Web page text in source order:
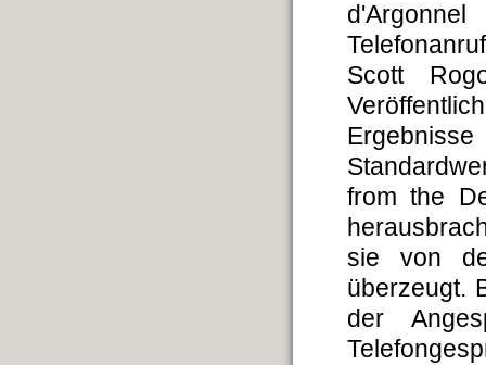
Scott
from the
sie von
überzeugt.
der